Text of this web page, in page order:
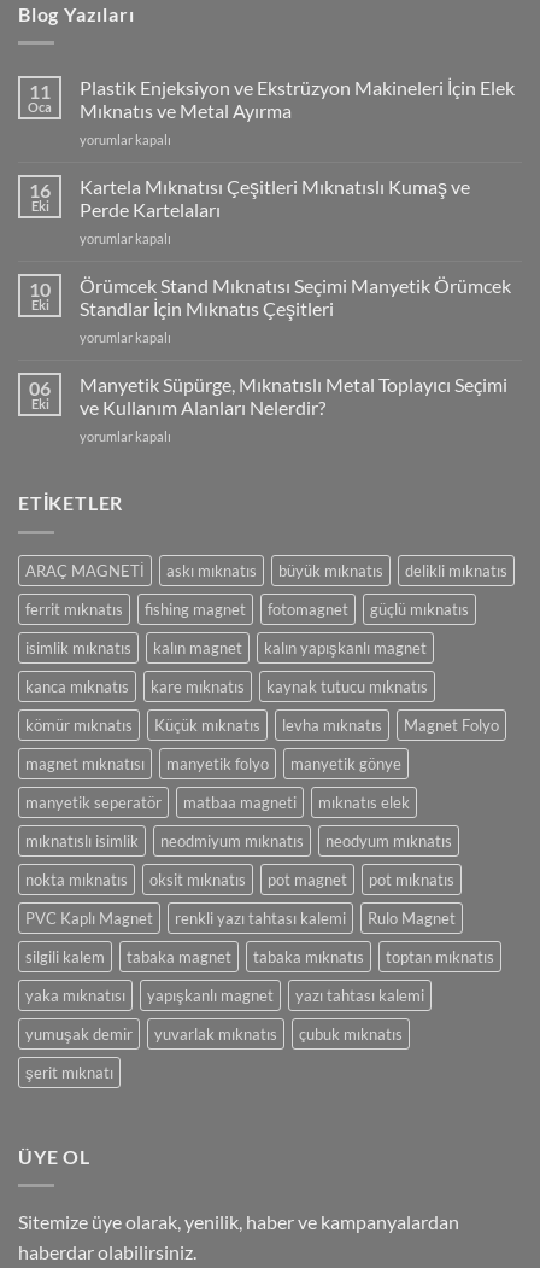
Blog Yazıları
11
Oca
Plastik Enjeksiyon ve Ekstrüzyon Makineleri İçin Elek
Mıknatıs ve Metal Ayırma
Plastik
ve
Makineleri
İçin
Mıknatıs
ve
Ayırma
yorumlar kapalı
16
Eki
Kartela Mıknatısı Çeşitleri Mıknatıslı Kumaş ve
Perde Kartelaları
Kartela
Çeşitleri
Kumaş
ve
Kartelaları
yorumlar kapalı
10
Eki
Örümcek Stand Mıknatısı Seçimi Manyetik Örümcek
Standlar İçin Mıknatıs Çeşitleri
Örümcek
Mıknatısı
Manyetik
Örümcek
Mıknatıs
yorumlar kapalı
06
Eki
Manyetik Süpürge, Mıknatıslı Metal Toplayıcı Seçimi
ve Kullanım Alanları Nelerdir?
Manyetik
Metal
ve
Kullanım
Alanları
Nelerdir?
için
yorumlar kapalı
ETİKETLER
ARAÇ MAGNETİ askı mıknatıs büyük mıknatıs
delikli mıknatıs
ferrit mıknatıs
fishing magnet fotomagnet
güçlü mıknatıs
isimlik mıknatıs
kalın magnet
kalın yapışkanlı magnet
kanca mıknatıs
kare mıknatıs
kaynak tutucu mıknatıs
kömür mıknatıs
Küçük mıknatıs levha mıknatıs
Magnet Folyo
magnet mıknatısı
manyetik folyo
manyetik gönye
manyetik seperatör
matbaa magneti
mıknatıs elek
mıknatıslı isimlik
neodmiyum mıknatıs
neodyum mıknatıs
nokta mıknatıs
oksit mıknatıs pot magnet
pot mıknatıs
PVC Kaplı Magnet
renkli yazı tahtası kalemi
Rulo Magnet
silgili kalem
tabaka magnet tabaka mıknatıs
toptan mıknatıs
yaka mıknatısı
yapışkanlı magnet
yazı tahtası kalemi
yumuşak demir
yuvarlak mıknatıs
çubuk mıknatıs
şerit mıknatı
ÜYE OL
Sitemize üye olarak, yenilik, haber ve kampanyalardan
haberdar olabilirsiniz.